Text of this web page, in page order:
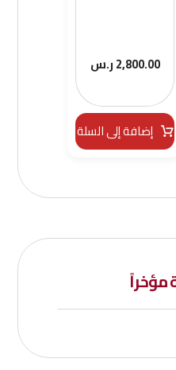
2,800.00ر.س
إضافة إلى السلة
مؤخراً